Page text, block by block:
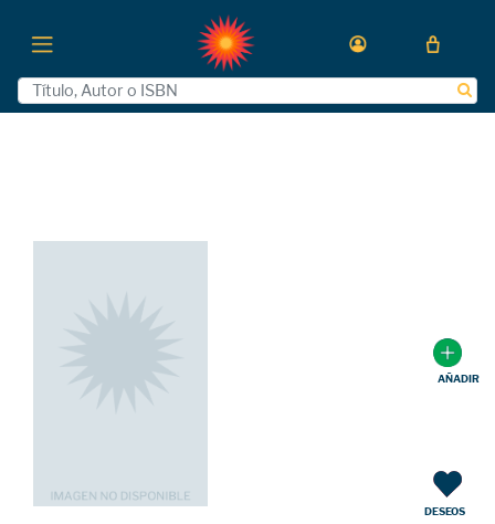
AÑADIR
DESEOS